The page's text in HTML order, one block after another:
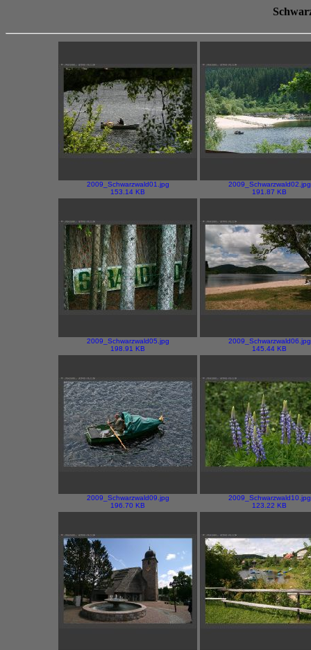
2009_Schwarzwald01.jpg
153.14 KB
2009_Schwarzwald02.jpg
191.87 KB
2009_Schwarzwald05.jpg
198.91 KB
2009_Schwarzwald06.jpg
145.44 KB
2009_Schwarzwald09.jpg
196.70 KB
2009_Schwarzwald10.jpg
123.22 KB